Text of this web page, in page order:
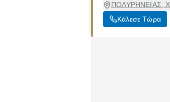
ΠΟΛΥΡΗΝΕΙΑΣ,
Κάλεσε Τώρα